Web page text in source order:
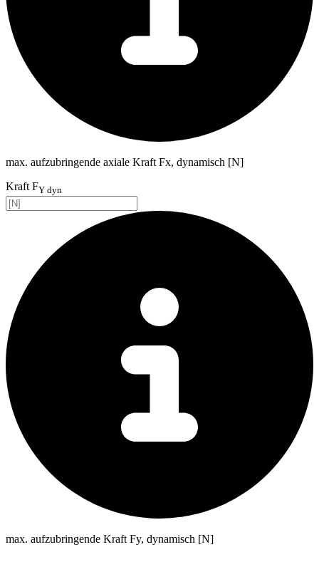
max. aufzubringende axiale Kraft Fx, dynamisch [N]
Kraft FY dyn
max. aufzubringende Kraft Fy, dynamisch [N]